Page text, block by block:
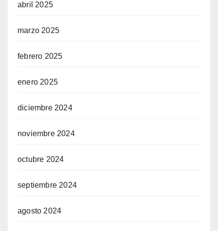
abril 2025
marzo 2025
febrero 2025
enero 2025
diciembre 2024
noviembre 2024
octubre 2024
septiembre 2024
agosto 2024